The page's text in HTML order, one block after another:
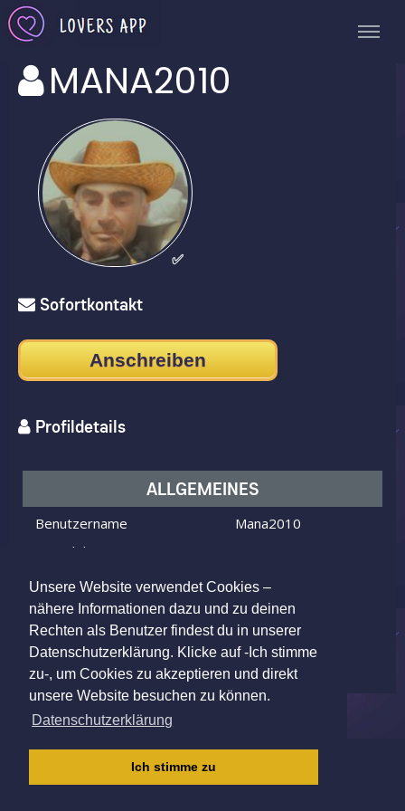
Unsere Website verwendet Cookies –
nähere Informationen dazu und zu deinen
Rechten als Benutzer findest du in unserer
Datenschutzerklärung. Klicke auf -Ich stimme
zu-, um Cookies zu akzeptieren und direkt
unsere Website besuchen zu können.
Datenschutzerklärung
Ich stimme zu
MANA2010
✅
Sofortkontakt
Anschreiben
Profildetails
ALLGEMEINES
Benutzername
Mana2010
Ich bin
Ich suche
eine Frau
Alter
55 Jahre alt
Wohnort
Paderborn, Germany
|AGB|DATENSCHUTZ
KINDERSCHUTZRICHTLINIE